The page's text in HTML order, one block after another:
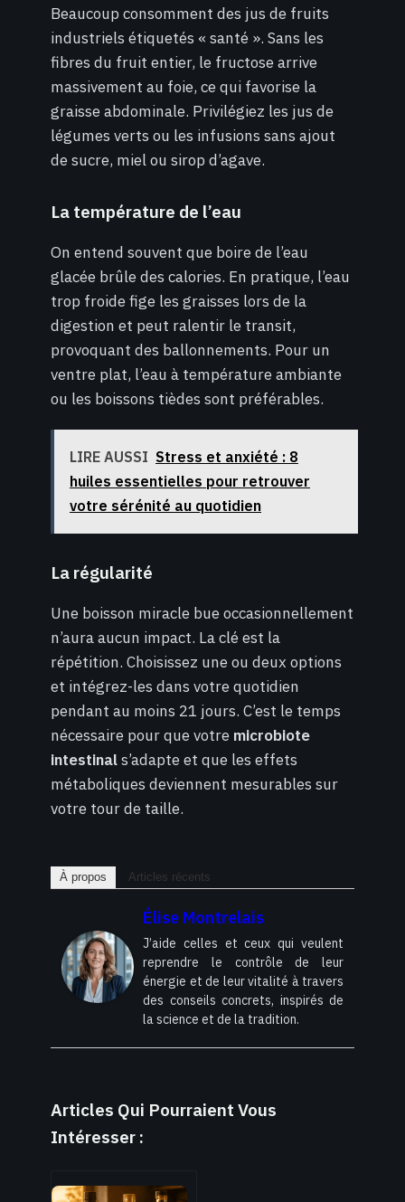
Beaucoup consomment des jus de fruits
industriels étiquetés « santé ». Sans les
fibres du fruit entier, le fructose arrive
massivement au foie, ce qui favorise la
graisse abdominale. Privilégiez les jus de
légumes verts ou les infusions sans ajout
de sucre, miel ou sirop d’agave.
La température de l’eau
On entend souvent que boire de l’eau
glacée brûle des calories. En pratique, l’eau
trop froide fige les graisses lors de la
digestion et peut ralentir le transit,
provoquant des ballonnements. Pour un
ventre plat, l’eau à température ambiante
ou les boissons tièdes sont préférables.
LIRE AUSSI Stress et anxiété : 8
huiles essentielles pour retrouver
votre sérénité au quotidien
La régularité
Une boisson miracle bue occasionnellement
n’aura aucun impact. La clé est la
répétition. Choisissez une ou deux options
et intégrez-les dans votre quotidien
pendant au moins 21 jours. C’est le temps
nécessaire pour que votre microbiote
intestinals’adapte et que les effets
métaboliques deviennent mesurables sur
votre tour de taille.
À propos Articles récents
Élise Montrelais
J’aide celles et ceux qui veulent
reprendre le contrôle de leur
énergie et de leur vitalité à travers
des conseils concrets, inspirés de
la science et de la tradition.
Articles Qui Pourraient Vous
Intéresser :